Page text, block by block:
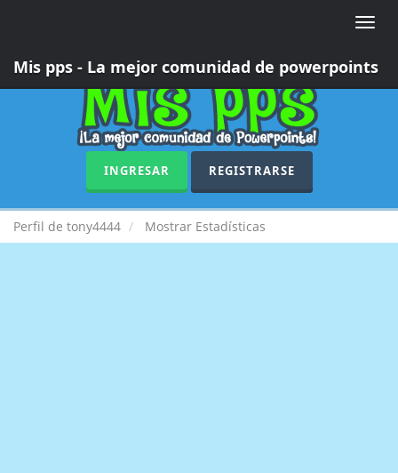
Toggle
Mis pps - La mejor comunidad de powerpoints
INGRESAR REGISTRARSE
Perfil de tony4444 Mostrar Estadísticas